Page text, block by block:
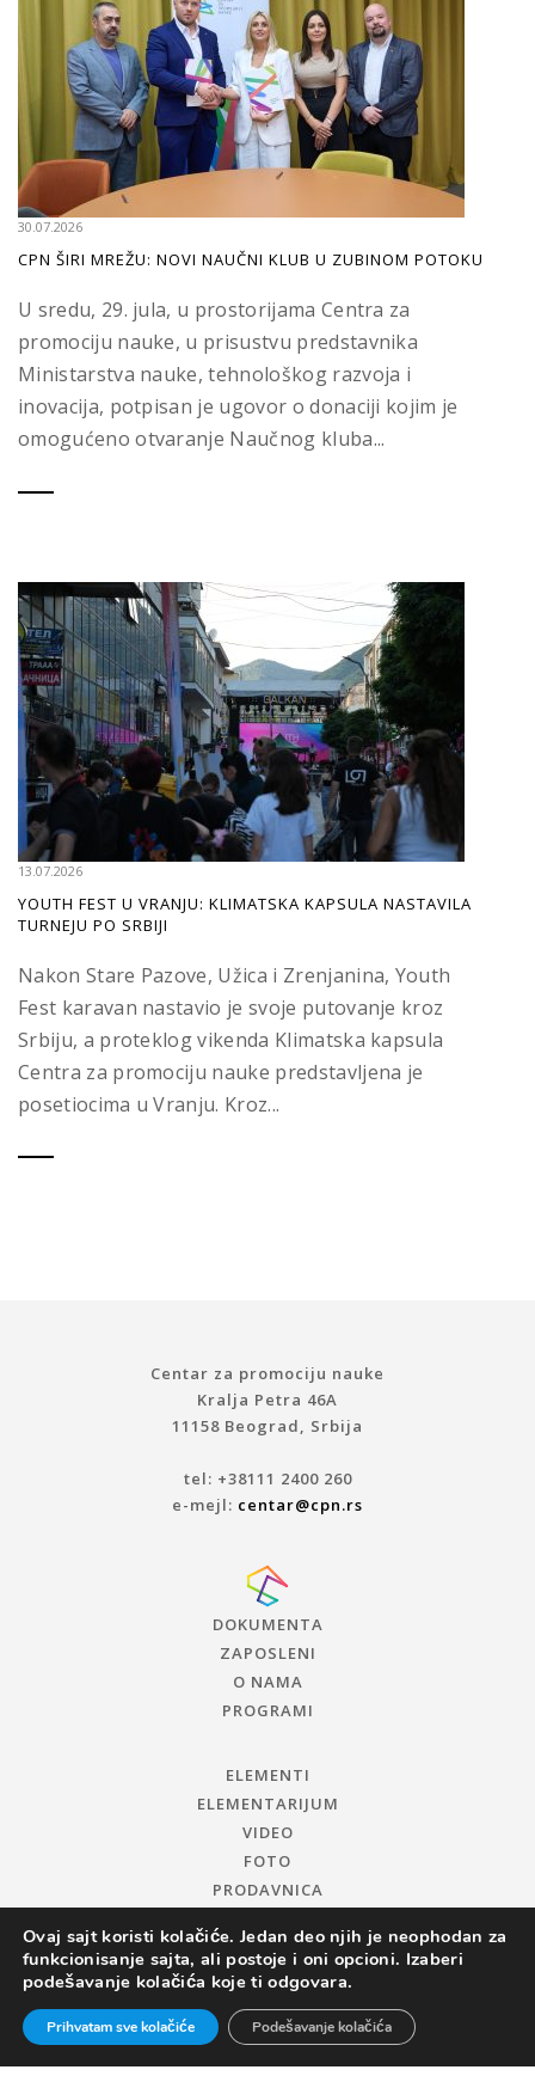
30.07.2026
CPN ŠIRI MREŽU: NOVI NAUČNI KLUB U ZUBINOM POTOKU
U sredu, 29. jula, u prostorijama Centra za
promociju nauke, u prisustvu predstavnika
Ministarstva nauke, tehnološkog razvoja i
inovacija, potpisan je ugovor o donaciji kojim je
omogućeno otvaranje Naučnog kluba...
13.07.2026
YOUTH FEST U VRANJU: KLIMATSKA KAPSULA NASTAVILA
TURNEJU PO SRBIJI
Nakon Stare Pazove, Užica i Zrenjanina, Youth
Fest karavan nastavio je svoje putovanje kroz
Srbiju, a proteklog vikenda Klimatska kapsula
Centra za promociju nauke predstavljena je
posetiocima u Vranju. Kroz...
Centar za promociju nauke
Kralja Petra 46A
11158 Beograd, Srbija
tel: +38111 2400 260
e-mejl: centar@cpn.rs
DOKUMENTA
ZAPOSLENI
O NAMA
PROGRAMI
ELEMENTI
ELEMENTARIJUM
VIDEO
FOTO
PRODAVNICA
© 2019 CENTAR ZA PROMOCIJU NAUKE
Ovaj sajt koristi kolačiće. Jedan deo njih je neophodan za
funkcionisanje sajta, ali postoje i oni opcioni. Izaberi
podešavanje kolačića koje ti odgovara.
Prihvatam sve kolačiće Podešavanje kolačića